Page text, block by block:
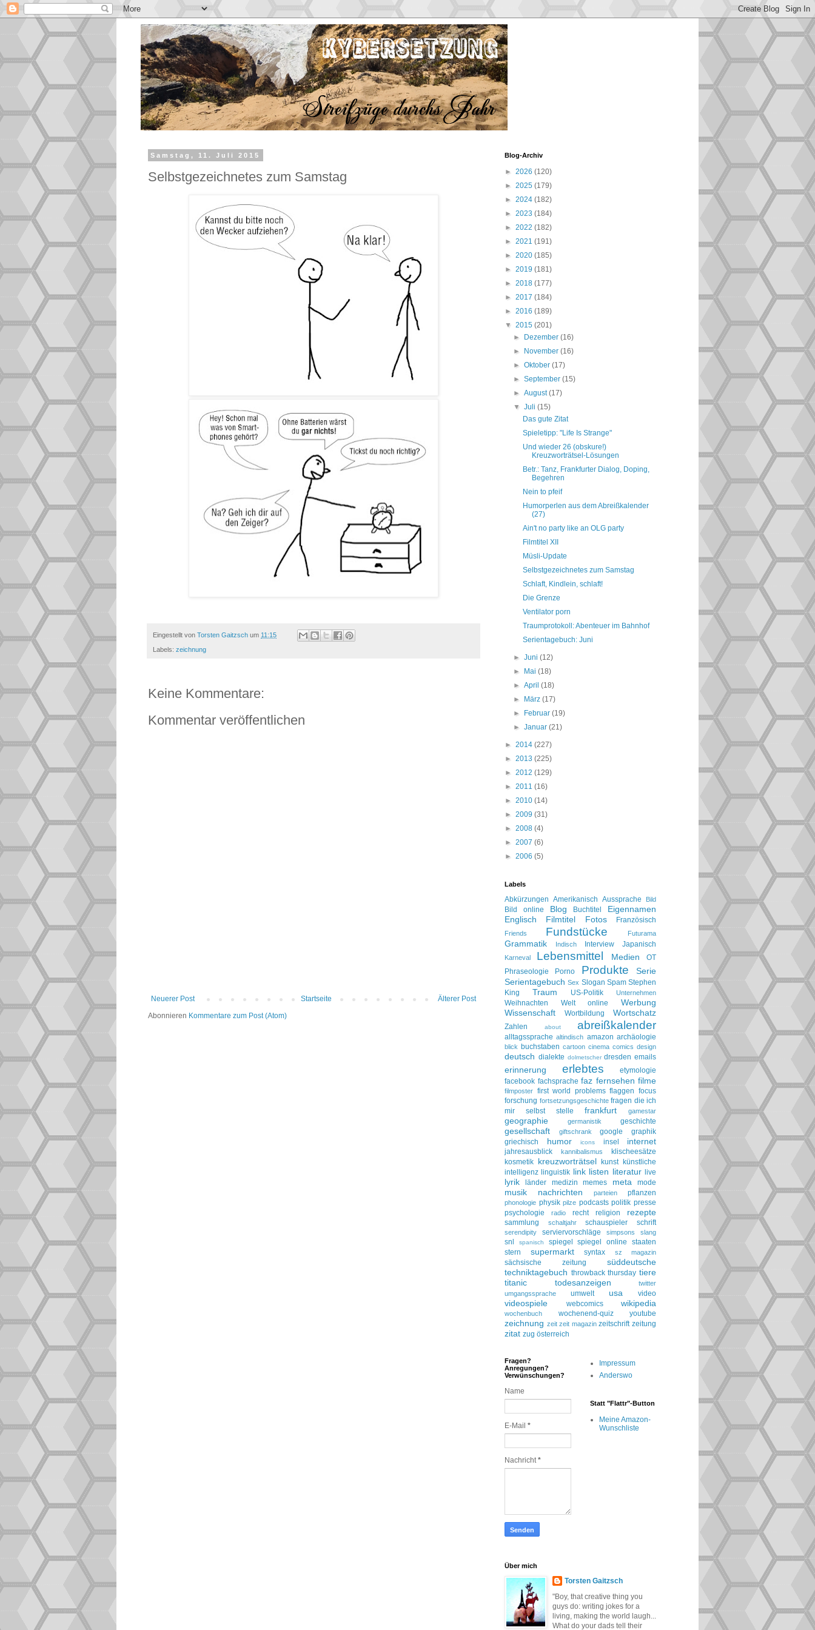
Samstag, 11. Juli 2015
Selbstgezeichnetes zum Samstag
Eingestellt von Torsten Gaitzsch um 11:15
Labels: zeichnung
Keine Kommentare:
Kommentar veröffentlichen
Neuerer Post Älterer Post
Startseite
Abonnieren Kommentare zum Post (Atom)
Blog-Archiv
► 2026 (120)
► 2025 (179)
► 2024 (182)
► 2023 (184)
► 2022 (182)
► 2021 (191)
► 2020 (185)
► 2019 (181)
► 2018 (177)
► 2017 (184)
► 2016 (189)
▼ 2015 (201)
►
Dezember(16)
►
November(16)
►Oktober(17)
►September(15)
►August(17)
▼Juli(15)
Das gute Zitat
Spieletipp: "Life Is Strange"
Und wieder 26 (obskure!)
Kreuzworträtsel-Lösungen
Betr.: Tanz, Frankfurter Dialog, Doping,
Begehren
Nein to pfeif
Humorperlen aus dem Abreißkalender
(27)
Ain't no party like an OLG party
Filmtitel XII
Müsli-Update
Selbstgezeichnetes zum Samstag
Schlaft, Kindlein, schlaft!
Die Grenze
Ventilator porn
Traumprotokoll: Abenteuer im Bahnhof
Serientagebuch: Juni
►Juni(12)
►
Mai(18)
►April(18)
►
März(17)
►
Februar(19)
►Januar(21)
► 2014 (227)
► 2013 (225)
► 2012 (129)
► 2011 (16)
► 2010 (14)
► 2009 (31)
► 2008 (4)
► 2007 (6)
► 2006 (5)
Labels
Abkürzungen Amerikanisch Aussprache Bild
Bild online Blog Buchtitel
Eigennamen
Englisch
Filmtitel Fotos Französisch
Friends Fundstücke Futurama
Grammatik Indisch Interview Japanisch
Karneval Lebensmittel Medien
OT
Phraseologie
Porno Produkte
Serie
Serientagebuch Sex Slogan Spam Stephen
King
Traum US-Politik Unternehmen
Weihnachten Welt online
Werbung
Wissenschaft
Wortbildung Wortschatz
Zahlen about abreißkalender
alltagssprache altindisch amazon archäologie
blick buchstaben cartoon cinema comics design
deutsch dialekte dolmetscher dresden emails
erinnerung erlebtes
etymologie
facebook fachsprache faz fernsehen filme
filmposter first world problems flaggen focus
forschung fortsetzungsgeschichte fragen die ich
mir selbst stelle
frankfurt gamestar
geographie germanistik geschichte
gesellschaft giftschrank google
graphik
griechisch
humor icons insel internet
jahresausblick kannibalismus
klischeesätze
kosmetik kreuzworträtsel kunst
künstliche
intelligenz linguistik link listen literatur live
lyrik länder medizin memes meta mode
musik nachrichten parteien pflanzen
phonologie physik pilze podcasts politik presse
psychologie
radio recht religion rezepte
sammlung schaltjahr schauspieler schrift
serendipity serviervorschläge simpsons slang
snl spanisch spiegel spiegel online
staaten
stern
supermarkt syntax sz magazin
sächsische zeitung
süddeutsche
techniktagebuch throwback thursday tiere
titanic
todesanzeigen
twitter
umgangssprache
umwelt usa video
videospiele webcomics wikipedia
wochenbuch wochenend-quiz youtube
zeichnung zeit zeit magazin zeitschrift zeitung
zitat zug österreich
Fragen?
Anregungen?
Verwünschungen?
Name
E-Mail *
Nachricht*
Impressum
Anderswo
Statt "Flattr"-Button
Meine Amazon-
Wunschliste
Über mich
Torsten Gaitzsch
"Boy, that creative thing you
guys do: writing jokes for a
living, making the world laugh...
What do your dads tell their